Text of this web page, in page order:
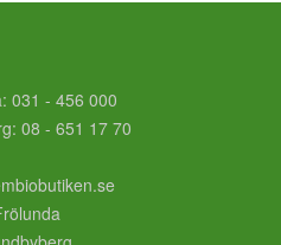
031 - 456 000
08 - 651 17 70